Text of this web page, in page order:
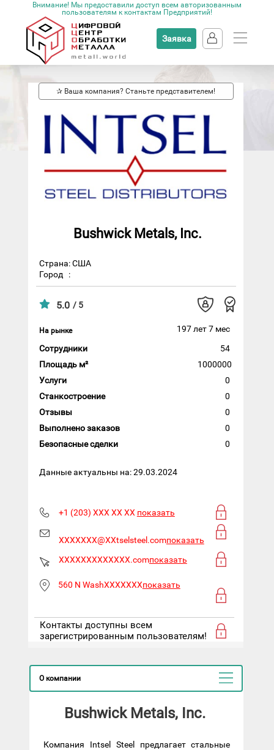
Внимание! Мы предоставили доступ всем авторизованным
пользователям к контактам Предприятий!
Заявка
✰ Ваша компания? Станьте представителем!
Bushwick Metals, Inc.
Страна: США
Город
:
5.0 / 5
На рынке
197 лет 7 мес
Сотрудники
54
Площадь м²
1000000
Услуги
0
Станкостроение
0
Отзывы
0
Выполнено заказов
0
Безопасные сделки
0
Данные актуальны на: 29.03.2024
+1 (203) XXX XX XX показать
XXXXXXX@XXtselsteel.comпоказать
XXXXXXXXXXXXX.comпоказать
560 N WashXXXXXXXпоказать
Контакты доступны всем
зарегистрированным пользователям!
О компании
Bushwick Metals, Inc.
Компания Intsel Steel предлагает стальные